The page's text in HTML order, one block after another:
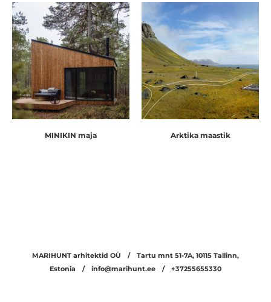
MINIKIN maja Arktika maastik
MARIHUNT arhitektid OÜ / Tartu mnt 51-7A, 10115 Tallinn,
Estonia / info@marihunt.ee / +37255655330